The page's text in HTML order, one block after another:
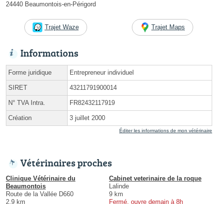
24440 Beaumontois-en-Périgord
Trajet Waze Trajet Maps
Informations
Forme juridique Entrepreneur individuel
SIRET 43211791900014
N° TVA Intra. FR82432117919
Création 3 juillet 2000
Éditer les informations de mon vétérinaire
Vétérinaires proches
Clinique Vétérinaire du
Beaumontois
Route de la Vallée D660
2.9 km
Cabinet veterinaire de la roque
Lalinde
9 km
Fermé, ouvre demain à 8h